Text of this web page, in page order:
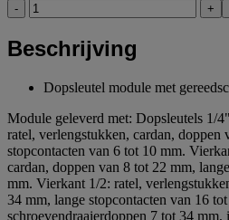
- +
Beschrijving
Dopsleutel module met
Module geleverd met: Dopsleutels 1/
ratel, verlengstukken, cardan, doppen
stopcontacten van 6 tot 10 mm.
cardan, doppen van 8 tot 22 mm,
mm. Vierkant 1/2: ratel,
34 mm, lange stopcontacten van 16
schroevendraaierdoppen 7 tot 34